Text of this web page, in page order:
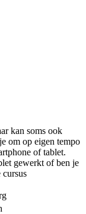
kan soms ook
om op eigen tempo
of tablet.
gewerkt of ben je
cursus